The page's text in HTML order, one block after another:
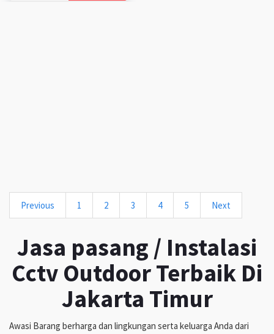
Previous 1 2 3 4 5 Next
Jasa pasang / Instalasi
Cctv Outdoor Terbaik Di
Jakarta Timur
Awasi Barang berharga dan lingkungan serta keluarga Anda dari